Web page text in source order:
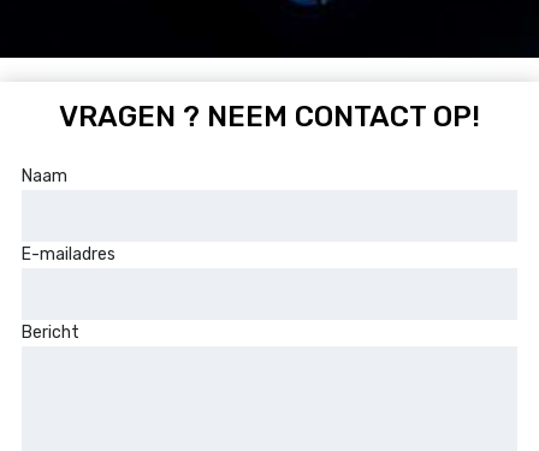
VRAGEN ? NEEM CONTACT OP!
Naam
E-mailadres
Bericht